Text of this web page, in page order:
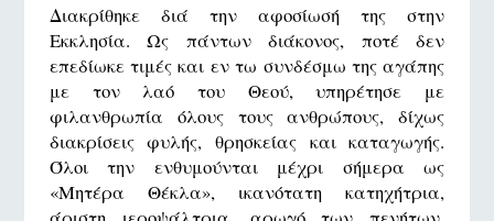
Διακρίθηκε διά την αφοσίωσή της στην
Εκκλησία. Ως πάντων διάκονος, ποτέ δεν
επεδίωκε τιμές και εν τω συνδέσμω της αγάπης
με τον λαό του Θεού, υπηρέτησε με
φιλανθρωπία όλους τους ανθρώπους, δίχως
διακρίσεις φυλής, θρησκείας και καταγωγής.
Όλοι την ενθυμούνται μέχρι σήμερα ως
«Μητέρα Θέκλα», ικανότατη κατηχήτρια,